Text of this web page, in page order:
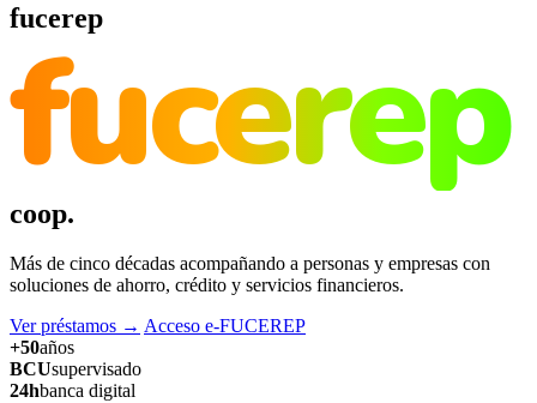
fucerep
fucerep
coop.
Más de cinco décadas acompañando a personas y empresas con
soluciones de ahorro, crédito y servicios financieros.
Ver préstamos → Acceso e-FUCEREP
+50años
BCUsupervisado
24hbanca digital